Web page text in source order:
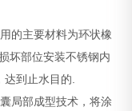
的主要材料为环状橡
坏部位安装不锈钢内
到止水目的.
局部成型技术，将涂